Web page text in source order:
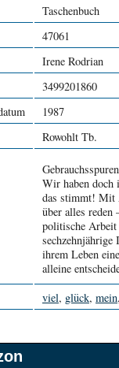
Taschenbuch
47061
Irene Rodrian
3499201860
1987
Rowohlt Tb.
Wir haben doch
das stimmt! Mit
über alles reden
politische Arbeit
ihrem Leben
alleine
viel, glück, mein